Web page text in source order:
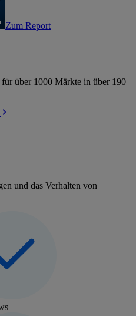
Zum Report
über 1000 Märkte in über 190
und das Verhalten von